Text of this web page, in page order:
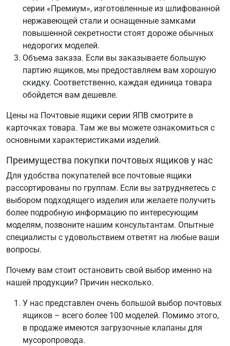
серии «Премиум», изготовленные из шлифованной
нержавеющей стали и оснащенные замками
повышенной секретности стоят дороже обычных
недорогих моделей.
Объема заказа. Если вы заказываете большую
партию ящиков, мы предоставляем вам хорошую
скидку. Соответственно, каждая единица товара
обойдется вам дешевле.
Цены на Почтовые ящики серии ЯПВ смотрите в
карточках товара. Там же вы можете ознакомиться с
основными характеристиками изделий.
Преимущества покупки почтовых ящиков у нас
Для удобства покупателей все почтовые ящики
рассортированы по группам. Если вы затрудняетесь с
выбором подходящего изделия или желаете получить
более подробную информацию по интересующим
моделям, позвоните нашим консультантам. Опытные
специалисты с удовольствием ответят на любые ваши
вопросы.
Почему вам стоит остановить свой выбор именно на
нашей продукции? Причин несколько.
У нас представлен очень большой выбор почтовых
ящиков – всего более 100 моделей. Помимо этого,
в продаже имеются загрузочные клапаны для
мусоропровода.